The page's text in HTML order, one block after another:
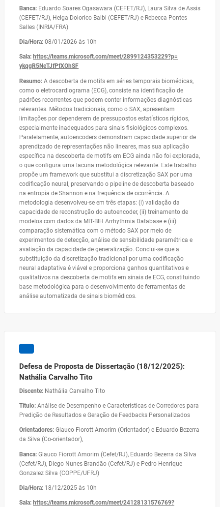
Banca: Eduardo Soares Ogasawara (CEFET/RJ), Laura Silva de Assis
(CEFET/RJ), Helga Dolorico Balbi (CEFET/RJ) e Rebecca Pontes
Salles (INRIA/FRA)
Dia/Hora: 08/01/2026 às 10h
Sala: https://teams.microsoft.com/meet/2899124353229?p=
ykqgR5NeTJfPfXOhSF
Resumo: A descoberta de motifs em séries temporais biomédicas,
como o eletrocardiograma (ECG), consiste na identificação de
padrões recorrentes que podem conter informações diagnósticas
relevantes. Métodos tradicionais, como o SAX, apresentam
limitações por dependerem de pressupostos estatísticos rígidos,
especialmente inadequados para sinais fisiológicos complexos.
Paralelamente, autoencoders demonstram capacidade superior de
aprendizado de representações não lineares, mas sua aplicação
específica na descoberta de motifs em ECG ainda não foi explorada,
o que configura uma lacuna metodológica relevante. Este trabalho
propõe um framework que substitui a discretização SAX por uma
codificação neural, preservando o pipeline de descoberta baseado
na entropia de Shannon e na frequência de ocorrência. A
metodologia desenvolveu-se em três etapas: (i) validação da
capacidade de reconstrução do autoencoder, (ii) treinamento de
modelos com dados da MIT-BIH Arrhythmia Database e (iii)
comparação sistemática com o método SAX por meio de
experimentos de detecção, análise de sensibilidade paramétrica e
avaliação da capacidade de generalização. Conclui-se que a
substituição da discretização tradicional por uma codificação
neural adaptativa é viável e proporciona ganhos quantitativos e
qualitativos na descoberta de motifs em sinais de ECG, constituindo
base metodológica para o desenvolvimento de ferramentas de
análise automatizada de sinais biomédicos.
Defesa de Proposta de Dissertação (18/12/2025):
Nathália Carvalho Tito
Discente: Nathália Carvalho Tito
Título: Análise de Desempenho e Características de Corredores para
Predição de Resultados e Geração de Feedbacks Personalizados
Orientadores: Glauco Fiorott Amorim (Orientador) e Eduardo Bezerra
da Silva (Co-orientador),
Banca: Glauco Fiorott Amorim (Cefet/RJ), Eduardo Bezerra da Silva
(Cefet/RJ), Diego Nunes Brandão (Cefet/RJ) e Pedro Henrique
Gonzalez Silva (COPPE/UFRJ)
Dia/Hora: 18/12/2025 às 10h
Sala: https://teams.microsoft.com/meet/24128131576769?